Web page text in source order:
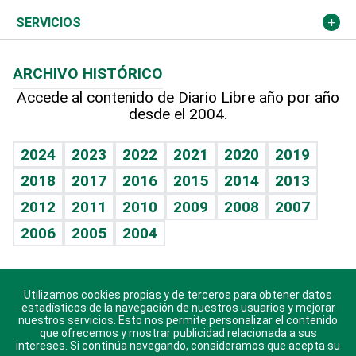
Resto del mundo
Economía personal
Podcast Arte Libre
Hablando con el pediatra
Vida y familia
Eñe
Celebrando la vida
Sin complejos
En pocas palabras
Escuchando al corazón
Economía Personal
Más deportes
Línea de hit
TBT Deportivo
Columnistas
Más firmas
Cambio climático
Opinión
Hecho en casa
Guía del dinero
SERVICIOS
Cumpleaños
Horóscopos
Crucigramas
ARCHIVO HISTÓRICO
Accede al contenido de Diario Libre año por año
desde el 2004.
2024 2023 2022 2021 2020
2019
2018
2017 2016 2015 2014
2013
2012
2011 2010 2009 2008
2007
2006
2005 2004
Descarga nuestras aplicaciones para Android, iOS y
sistema Huawei.
Utilizamos cookies propias y de terceros para obtener datos
estadísticos de la navegación de nuestros usuarios y mejorar
nuestros servicios. Esto nos permite personalizar el contenido
que ofrecemos y mostrar publicidad relacionada a sus
intereses. Si continúa navegando, consideramos que acepta su